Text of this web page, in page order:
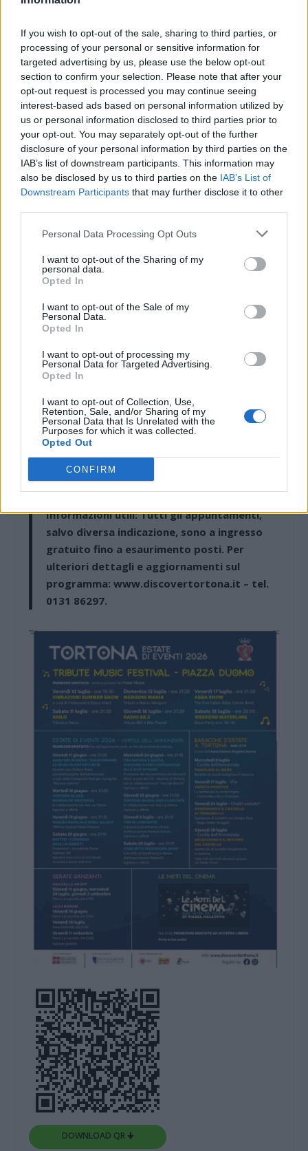
If you wish to opt-out of the sale, sharing to third parties, or
processing of your personal or sensitive information for
targeted advertising by us, please use the below opt-out
section to confirm your selection. Please note that after your
opt-out request is processed you may continue seeing
interest-based ads based on personal information utilized by
us or personal information disclosed to third parties prior to
your opt-out. You may separately opt-out of the further
disclosure of your personal information by third parties on the
IAB’s list of downstream participants. This information may
also be disclosed by us to third parties on the IAB’s List of
Downstream Participants that may further disclose it to other
Personal Data Processing Opt Outs
I want to opt-out of the Sharing of my
personal data.
Opted In
I want to opt-out of the Sale of my
Personal Data.
Opted In
I want to opt-out of processing my
Personal Data for Targeted Advertising.
Opted In
I want to opt-out of Collection, Use,
Retention, Sale, and/or Sharing of my
Personal Data that Is Unrelated with the
Purposes for which it was collected.
Opted Out
CONFIRM
Lillo Baronianimerà invece il pubblico il 19
giugno al parco La Lucciola, il 10 luglio all’Area
Matteotti e l’11 settembre ancora al parco La
Lucciola.
Le Notti del Cinema
A chiudere idealmente il cartellone sarà uno
degli appuntamenti più apprezzati dal pubblico:
“Le Notti del Cinema” , in programma dal 30
una grande arena all’aperto con proiezioni
gratuite ad accesso libero, offrendo a cittadini e
visitatori l’occasione di vivere il fascino del
L’Amministrazione comunale ringrazia tutti
coloro che hanno contribuito alla realizzazione
di “Estate di Eventi 2026”: Regione Piemonte,
Alexala, le associazioni coinvolte, i partner
organizzativi e gli sponsor che, con il loro
sostegno, rendono possibile ogni anno un
programma ricco di iniziative culturali e di
intrattenimento.
Informazioni utili:Tutti gli appuntamenti,
salvo diversa indicazione, sono a ingresso
gratuito fino a esaurimento posti. Per
ulteriori dettagli e aggiornamenti sul
programma: www.discovertortona.it – tel.
0131 86297.
DOWNLOAD QR 🠋